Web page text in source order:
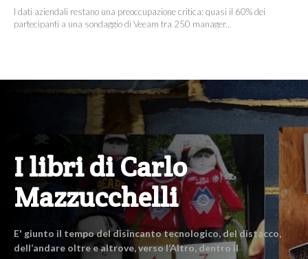
I dati aziendali restano una preoccupazione critica: quasi il 60% dei
partecipanti a una sondaggio di Veeam tra 250 manager...
I libri di Carlo
Mazzucchelli
E' giunto il tempo del disincanto tecnologico, del distacco,
dell’andare oltre e altrove, verso l’Altro, dentro il